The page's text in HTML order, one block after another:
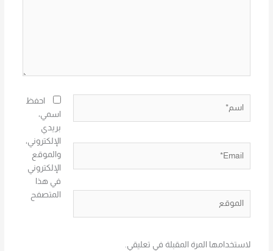
احفظ
اسمي،
بريدي
الإلكتروني،
والموقع
الإلكتروني
في هذا
المتصفح
لاستخدامها المرة المقبلة في تعليقي.